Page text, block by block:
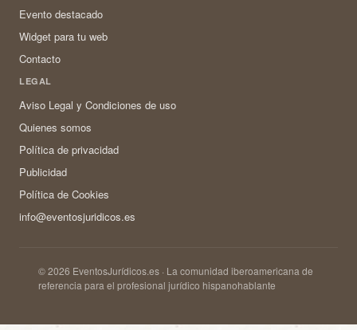
Evento destacado
Widget para tu web
Contacto
LEGAL
Aviso Legal y Condiciones de uso
Quienes somos
Política de privacidad
Publicidad
Política de Cookies
info@eventosjuridicos.es
© 2026 EventosJurídicos.es · La comunidad iberoamericana de
referencia para el profesional jurídico hispanohablante